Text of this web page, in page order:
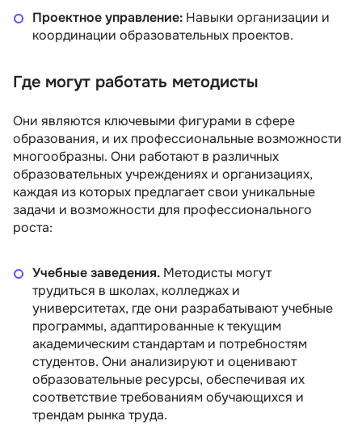
Проектное управление: Навыки организации и
координации образовательных проектов.
Где могут работать методисты
Они являются ключевыми фигурами в сфере
образования, и их профессиональные возможности
многообразны. Они работают в различных
образовательных учреждениях и организациях,
каждая из которых предлагает свои уникальные
задачи и возможности для профессионального
роста:
Учебные заведения. Методисты могут
трудиться в школах, колледжах и
университетах, где они разрабатывают учебные
программы, адаптированные к текущим
академическим стандартам и потребностям
студентов. Они анализируют и оценивают
образовательные ресурсы, обеспечивая их
соответствие требованиям обучающихся и
трендам рынка труда.